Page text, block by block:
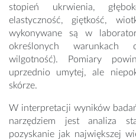
stopień ukrwienia,
elastyczność, giętkość,
wykonywane są w
określonych warunkach
wilgotność). Pomiary
uprzednio umytej, ale
skórze.
W interpretacji wyników
narzędziem jest analiza
pozyskanie jak największej